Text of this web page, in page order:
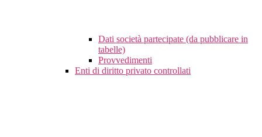
Dati società partecipate (da pubblicare in
tabelle)
Provvedimenti
Enti di diritto privato controllati